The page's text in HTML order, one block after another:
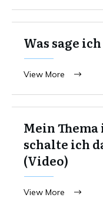
Was sage
View More
Mein
schalte ich
(Video)
View More